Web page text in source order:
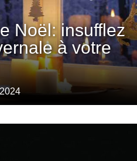
Noël: insufflez
à votre